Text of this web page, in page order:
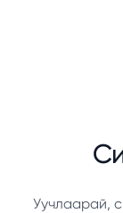
Уучлаарай,